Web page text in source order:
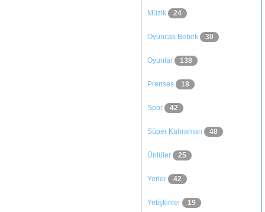
Müzik 24
Oyuncak Bebek 30
Oyunlar 138
Prenses 18
Spor 42
Süper Kahraman 48
Ünlüler 25
Yerler 42
Yetişkinler 19